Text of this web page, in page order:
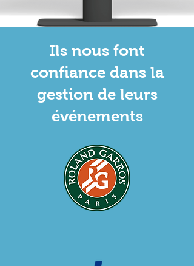
Ils nous font
confiance dans la
gestion de leurs
événements